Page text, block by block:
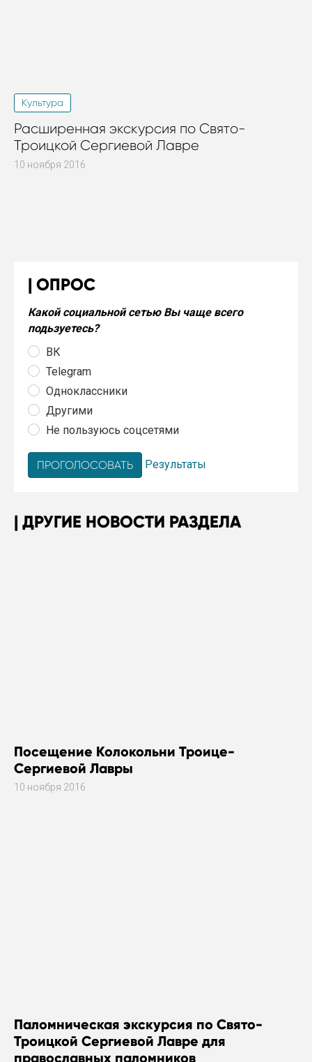
Культура
Расширенная экскурсия по Свято-
Троицкой Сергиевой Лавре
10 ноября 2016
ОПРОС
Какой социальной сетью Вы чаще всего
подьзуетесь?
ВК
Telegram
Одноклассники
Другими
Не пользуюсь соцсетями
Результаты
ДРУГИЕ НОВОСТИ РАЗДЕЛА
Посещение Колокольни Троице-
Сергиевой Лавры
10 ноября 2016
Паломническая экскурсия по Свято-
Троицкой Сергиевой Лавре для
православных паломников